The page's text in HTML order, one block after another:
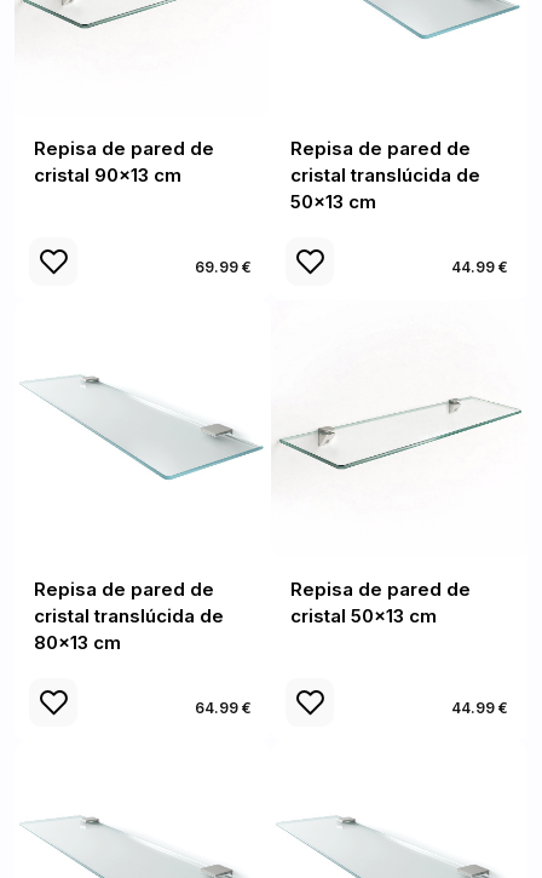
Repisa de pared de
cristal 90x13 cm
69.99 €
Repisa de pared de
cristal translúcida de
50x13 cm
44.99 €
Repisa de pared de
cristal translúcida de
80x13 cm
64.99 €
Repisa de pared de
cristal 50x13 cm
44.99 €